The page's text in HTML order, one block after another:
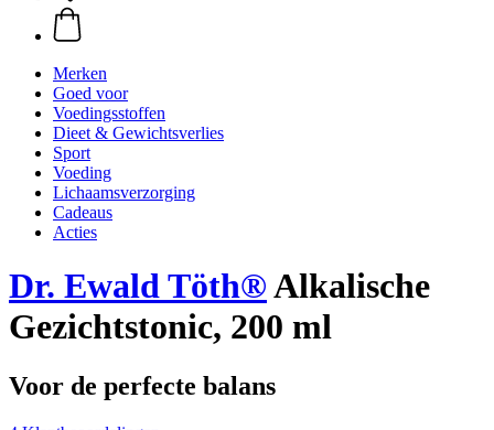
Merken
Goed voor
Voedingsstoffen
Dieet & Gewichtsverlies
Sport
Voeding
Lichaamsverzorging
Cadeaus
Acties
Dr. Ewald Töth®Alkalische
Gezichtstonic, 200 ml
Voor de perfecte balans